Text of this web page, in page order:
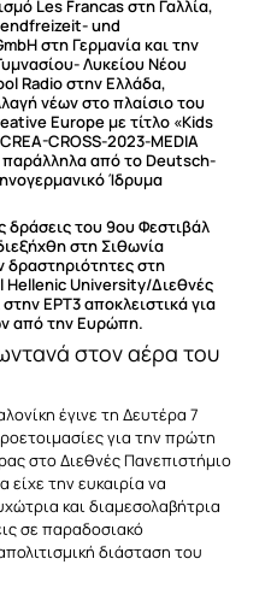
Les Francasστη Γαλλία,
und
στη Γερμανία και την
Λυκείου Νέου
Radio στην Ελλάδα,
νέων στο πλαίσιο του
Europeμε τίτλο «Kids
CROSS-2023-MEDIA
παράλληλα από τοDeutsch-
Ίδρυμα
δράσεις του 9ου Φεστιβάλ
στη Σιθωνία
δραστηριότητες στη
University/Διεθνές
στηνΕΡΤ3αποκλειστικά για
από την Ευρώπη.
στον αέρα του
έγινε τη Δευτέρα 7
για την πρώτη
στο Διεθνές Πανεπιστήμιο
την ευκαιρία να
και διαμεσολαβήτρια
σε παραδοσιακό
διάσταση του